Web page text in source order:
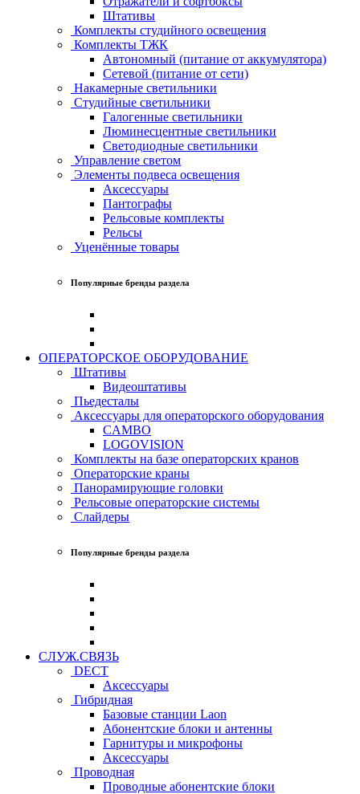
Штативы
Комплекты студийного освещения
Комплекты ТЖК
Автономный (питание от аккумулятора)
Сетевой (питание от сети)
Накамерные светильники
Студийные светильники
Галогенные светильники
Люминесцентные светильники
Светодиодные светильники
Управление светом
Элементы подвеса освещения
Аксессуары
Пантографы
Рельсовые комплекты
Рельсы
Уценённые товары
Популярные бренды раздела
ОПЕРАТОРСКОЕ ОБОРУДОВАНИЕ
Штативы
Видеоштативы
Пьедесталы
Аксессуары для операторского оборудования
CAMBO
LOGOVISION
Комплекты на базе операторских кранов
Операторские краны
Панорамирующие головки
Рельсовые операторские системы
Слайдеры
Популярные бренды раздела
СЛУЖ.СВЯЗЬ
DECT
Аксессуары
Гибридная
Базовые станции Laon
Абонентские блоки и антенны
Гарнитуры и микрофоны
Аксессуары
Проводная
Проводные абонентские блоки